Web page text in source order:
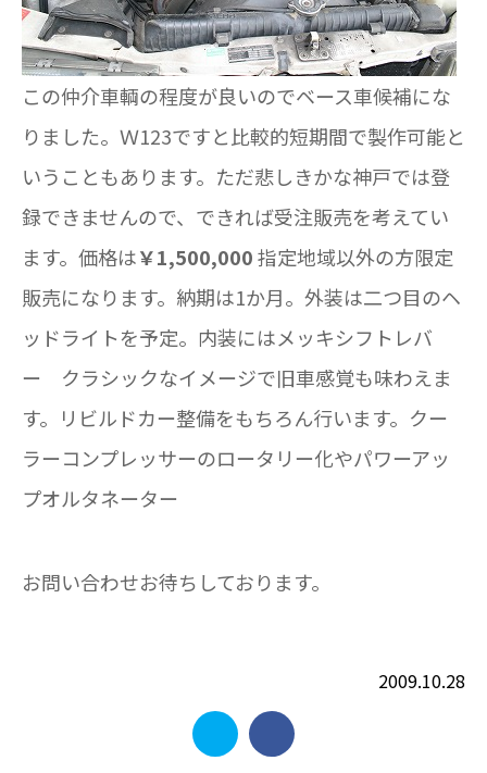
この仲介車輌の程度が良いのでベース車候補にな
りました。Ｗ123ですと比較的短期間で製作可能と
いうこともあります。ただ悲しきかな神戸では登
録できませんので、できれば受注販売を考えてい
ます。価格は￥1,500,000指定地域以外の方限定
販売になります。納期は1か月。外装は二つ目のヘ
ッドライトを予定。内装にはメッキシフトレバ
ー クラシックなイメージで旧車感覚も味わえま
す。リビルドカー整備をもちろん行います。クー
ラーコンプレッサーのロータリー化やパワーアッ
プオルタネーター
お問い合わせお待ちしております。
2009.10.28